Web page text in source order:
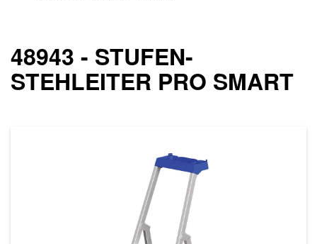
48943 - STUFEN-
STEHLEITER PRO SMART